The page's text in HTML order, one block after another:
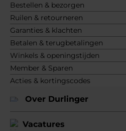
Bestellen & bezorgen
Ruilen & retourneren
Garanties & klachten
Betalen & terugbetalingen
Winkels & openingstijden
Member & Sparen
Acties & kortingscodes
Over Durlinger
Vacatures